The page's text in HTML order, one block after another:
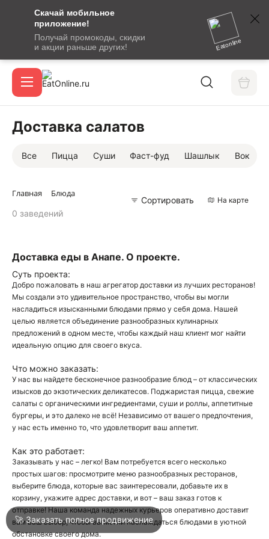
Скачай мобильное
приложение!
Получай промокоды, скидки
и акции раньше других!
Eatonline
сообщение
кодом
подтверждения
Акции
Войти
ГородМосква
Написать в техподдержку
Доставка салатов
Все Пицца Суши Фаст-фуд Шашлык Вок
Главная Блюда
0 заведений
Сортировать На карте
Доставка еды в Анапе. О проекте.
Суть проекта:
Добро пожаловать в наш агрегатор доставки из лучших ресторанов!
Мы создали это удивительное пространство, чтобы вы могли
насладиться изысканными блюдами прямо у себя дома. Нашей
целью является объединение разнообразных кулинарных
предложений в одном месте, чтобы каждый наш клиент мог найти
идеальную опцию для своего вкуса.
Что можно заказать:
У нас вы найдете бесконечное разнообразие блюд – от классических
изысков до экзотических деликатесов. Поджаристая пицца, свежие
салаты с органическими ингредиентами, суши и роллы, аппетитные
бургеры, и это далеко не всё! Независимо от вашего предпочтения,
у нас есть именно то, что удовлетворит ваш аппетит.
Как это работает:
Заказывать у нас – легко! Вам потребуется всего несколько
простых шагов: просмотрите меню разнообразных ресторанов,
выберите блюда, которые вас заинтересовали, добавьте их в
корзину, укажите адрес доставки, и вот – ваш заказ готов к
отправке! Наша команда надежных курьеров оперативно доставит
вам ваш выбор, чтобы вы могли наслаждаться блюдами в уютной
обстановке своего дома.
🚀 Заказать полное продвижение